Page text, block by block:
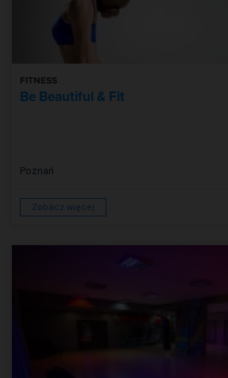
FITNESS
Be Beautiful & Fit
Poznań
Zobacz więcej